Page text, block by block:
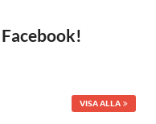
VISA ALLA